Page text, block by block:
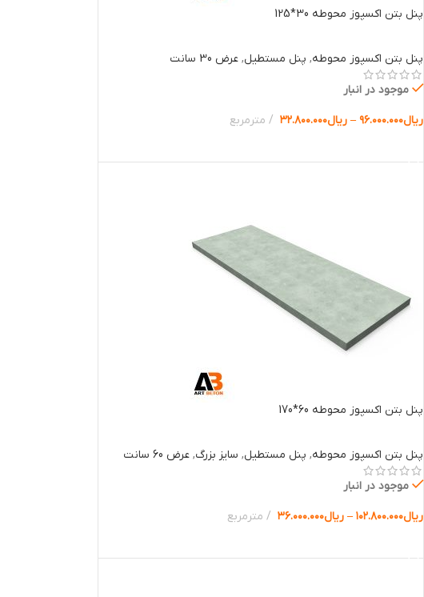
پنل بتن اکسپوز محوطه 30*125
پنل بتن اکسپوز محوطه, پنل مستطیل, عرض 30 سانت
موجود در انبار
ریال۹۶.۰۰۰.۰۰۰ – ریال۳۲.۸۰۰.۰۰۰ مترمربع
پنل بتن اکسپوز محوطه 60*170
پنل بتن اکسپوز محوطه, پنل مستطیل, سایز بزرگ, عرض 60 سانت
موجود در انبار
ریال۱۰۲.۸۰۰.۰۰۰ – ریال۳۶.۰۰۰.۰۰۰ مترمربع